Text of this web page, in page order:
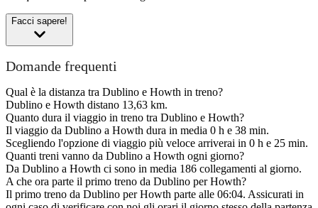
Facci sapere!
Domande frequenti
Qual è la distanza tra Dublino e Howth in treno?
Dublino e Howth distano 13,63 km.
Quanto dura il viaggio in treno tra Dublino e Howth?
Il viaggio da Dublino a Howth dura in media 0 h e 38 min.
Scegliendo l'opzione di viaggio più veloce arriverai in 0 h e 25 min.
Quanti treni vanno da Dublino a Howth ogni giorno?
Da Dublino a Howth ci sono in media 186 collegamenti al giorno.
A che ora parte il primo treno da Dublino per Howth?
Il primo treno da Dublino per Howth parte alle 06:04. Assicurati in